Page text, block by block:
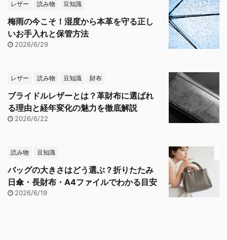
レザー 読み物 豆知識
梅雨の今こそ！湿度から本革を守る正し
いお手入れと保管方法
2026/6/29
レザー 読み物 豆知識 財布
ブライドルレザーとは？革財布に選ばれ
る理由と経年変化の魅力を徹底解説
2026/6/22
読み物 豆知識
バッグの大きさはどう選ぶ？折りたたみ
日傘・長財布・A4ファイルでわかる目安
2026/6/19